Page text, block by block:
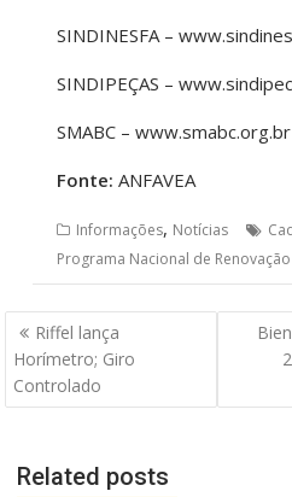
SINDINESFA –
SINDIPEÇAS –
SMABC – www.smabc.org.br
Fonte: ANFAVEA
Informações, Notícias
Programa Nacional de
Navegação
de
Post
Riffel lança
Horímetro; Giro
Controlado
Related posts